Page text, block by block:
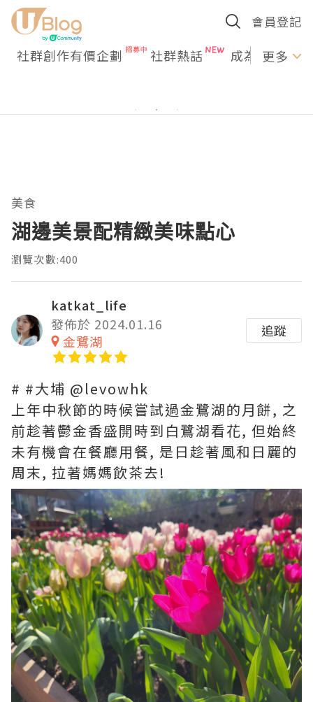
會員登記
社群創作有價企劃 社群熱話 成為U更多
美食
湖邊美景配精緻美味點心
瀏覽次數:400
katkat_life
發佈於 2024.01.16
金鷺湖
追蹤
# #大埔 @levowhk
上年中秋節的時候嘗試過金鷺湖的月餅, 之
前趁著鬱金香盛開時到白鷺湖看花, 但始終
未有機會在餐廳用餐, 是日趁著風和日麗的
周末, 拉著媽媽飲茶去!